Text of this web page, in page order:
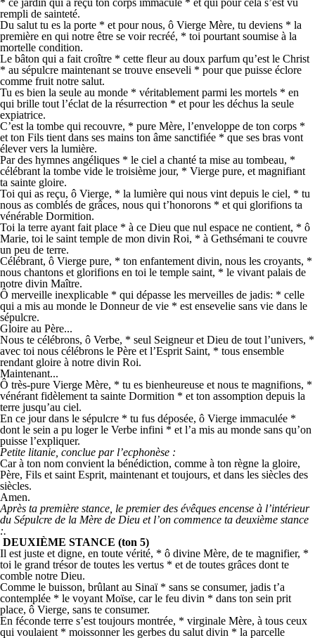
* ce jardin qui a reçu ton corps immaculé * et qui pour cela s’est vu
rempli de sainteté.
Du salut tu es la porte * et pour nous, ô Vierge Mère, tu deviens * la
première en qui notre être se voir recréé, * toi pourtant soumise à la
mortelle condition.
Le bâton qui a fait croître * cette fleur au doux parfum qu’est le Christ
* au sépulcre maintenant se trouve enseveli * pour que puisse éclore
comme fruit notre salut.
Tu es bien la seule au monde * véritablement parmi les mortels * en
qui brille tout l’éclat de la résurrection * et pour les déchus la seule
expiatrice.
C’est la tombe qui recouvre, * pure Mère, l’enveloppe de ton corps *
et ton Fils tient dans ses mains ton âme sanctifiée * que ses bras vont
élever vers la lumière.
Par des hymnes angéliques * le ciel a chanté ta mise au tombeau, *
célébrant la tombe vide le troisième jour, * Vierge pure, et magnifiant
ta sainte gloire.
Toi qui as reçu, ô Vierge, * la lumière qui nous vint depuis le ciel, * tu
nous as comblés de grâces, nous qui t’honorons * et qui glorifions ta
vénérable Dormition.
Toi la terre ayant fait place * à ce Dieu que nul espace ne contient, * ô
Marie, toi le saint temple de mon divin Roi, * à Gethsémani te couvre
un peu de terre.
Célébrant, ô Vierge pure, * ton enfantement divin, nous les croyants, *
nous chantons et glorifions en toi le temple saint, * le vivant palais de
notre divin Maître.
Ô merveille inexplicable * qui dépasse les merveilles de jadis: * celle
qui a mis au monde le Donneur de vie * est ensevelie sans vie dans le
sépulcre.
Gloire au Père...
Nous te célébrons, ô Verbe, * seul Seigneur et Dieu de tout l’univers, *
avec toi nous célébrons le Père et l’Esprit Saint, * tous ensemble
rendant gloire à notre divin Roi.
Maintenant...
Ô très-pure Vierge Mère, * tu es bienheureuse et nous te magnifions, *
vénérant fidèlement ta sainte Dormition * et ton assomption depuis la
terre jusqu’au ciel.
En ce jour dans le sépulcre * tu fus déposée, ô Vierge immaculée *
dont le sein a pu loger le Verbe infini * et l’a mis au monde sans qu’on
puisse l’expliquer.
Petite litanie, conclue par l’ecphonèse :
Car à ton nom convient la bénédiction, comme à ton règne la gloire,
Père, Fils et saint Esprit, maintenant et toujours, et dans les siècles des
siècles.
Amen.
Après ta première stance, le premier des évêques encense à l’intérieur
du Sépulcre de la Mère de Dieu et l’on commence ta deuxième stance
:.
DEUXIÈME STANCE (ton 5)
Il est juste et digne, en toute vérité, * ô divine Mère, de te magnifier, *
toi le grand trésor de toutes les vertus * et de toutes grâces dont te
comble notre Dieu.
Comme le buisson, brûlant au Sinaï * sans se consumer, jadis t’a
contemplée * le voyant Moïse, car le feu divin * dans ton sein prit
place, ô Vierge, sans te consumer.
En féconde terre s’est toujours montrée, * virginale Mère, à tous ceux
qui voulaient * moissonner les gerbes du salut divin * la parcelle